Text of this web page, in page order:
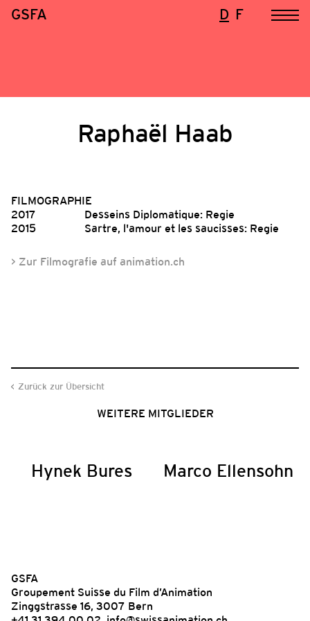
GSFA D F
Raphaël Haab
FILMOGRAPHIE
2017
Desseins Diplomatique: Regie
2015
Sartre, l'amour et les saucisses: Regie
> Zur Filmografie auf animation.ch
Zurück zur Übersicht
WEITERE MITGLIEDER
Hynek Bures Marco Ellensohn
GSFA
Groupement Suisse du Film d’Animation
Zinggstrasse 16, 3007 Bern